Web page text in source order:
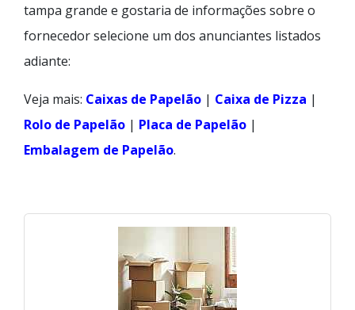
tampa grande e gostaria de informações sobre o
fornecedor selecione um dos anunciantes listados
adiante:
Veja mais: Caixas de Papelão | Caixa de Pizza |
Rolo de Papelão | Placa de Papelão |
Embalagem de Papelão.